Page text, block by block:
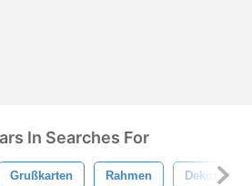
In Searches For
Grußkarten Rahmen Dekor